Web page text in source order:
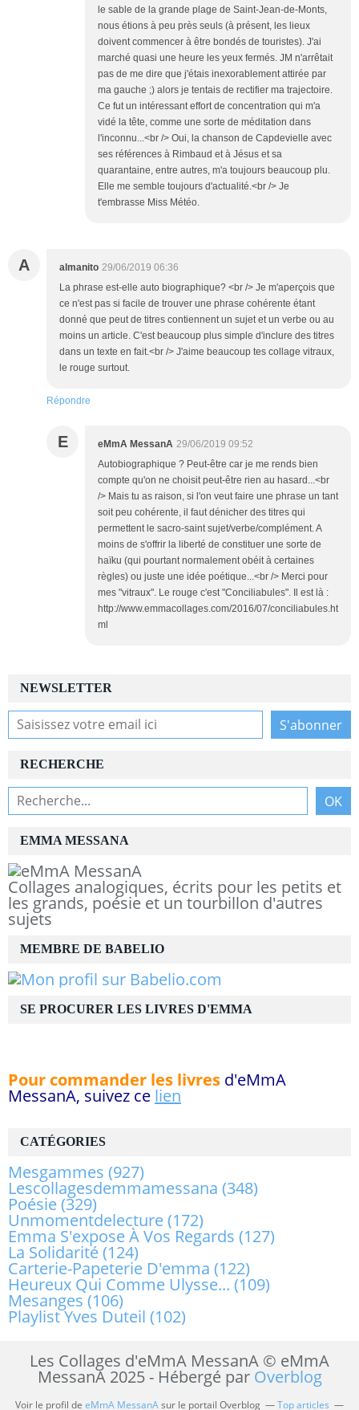
le sable de la grande plage de Saint-Jean-de-Monts,
nous étions à peu près seuls (à présent, les lieux
doivent commencer à être bondés de touristes). J'ai
marché quasi une heure les yeux fermés. JM n'arrêtait
pas de me dire que j'étais inexorablement attirée par
ma gauche ;) alors je tentais de rectifier ma trajectoire.
Ce fut un intéressant effort de concentration qui m'a
vidé la tête, comme une sorte de méditation dans
l'inconnu...<br /> Oui, la chanson de Capdevielle avec
ses références à Rimbaud et à Jésus et sa
quarantaine, entre autres, m'a toujours beaucoup plu.
Elle me semble toujours d'actualité.<br /> Je
t'embrasse Miss Météo.
A almanito 29/06/2019 06:36
La phrase est-elle auto biographique? <br /> Je m'aperçois que
ce n'est pas si facile de trouver une phrase cohérente étant
donné que peut de titres contiennent un sujet et un verbe ou au
moins un article. C'est beaucoup plus simple d'inclure des titres
dans un texte en fait.<br /> J'aime beaucoup tes collage vitraux,
le rouge surtout.
Répondre
E eMmA MessanA 29/06/2019 09:52
Autobiographique ? Peut-être car je me rends bien
compte qu'on ne choisit peut-être rien au hasard...<br
/> Mais tu as raison, si l'on veut faire une phrase un tant
soit peu cohérente, il faut dénicher des titres qui
permettent le sacro-saint sujet/verbe/complément. A
moins de s'offrir la liberté de constituer une sorte de
haïku (qui pourtant normalement obéit à certaines
règles) ou juste une idée poétique...<br /> Merci pour
mes "vitraux". Le rouge c'est "Conciliabules". Il est là :
http://www.emmacollages.com/2016/07/conciliabules.ht
ml
NEWSLETTER
RECHERCHE
EMMA MESSANA
Collages analogiques, écrits pour les petits et
les grands, poésie et un tourbillon d'autres
sujets
CATÉGORIES
Mesgammes (927)
Lescollagesdemmamessana (348)
Poésie(329)
Unmomentdelecture(172)
Emma S'expose À Vos Regards (127)
La Solidarité(124)
Carterie-Papeterie D'emma (122)
Heureux Qui Comme Ulysse... (109)
Mesanges (106)
Playlist Yves Duteil (102)
MEMBRE DE BABELIO
SE PROCURER LES LIVRES D'EMMA
Pour commander les livres d'eMmA
MessanA, suivez ce lien
Les Collages d'eMmA MessanA © eMmA
MessanA 2025 - Hébergé par Overblog
Voir le profil de eMmA MessanAsur le portail Overblog Top articles